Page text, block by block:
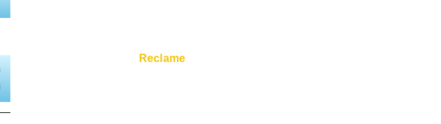
Reclame